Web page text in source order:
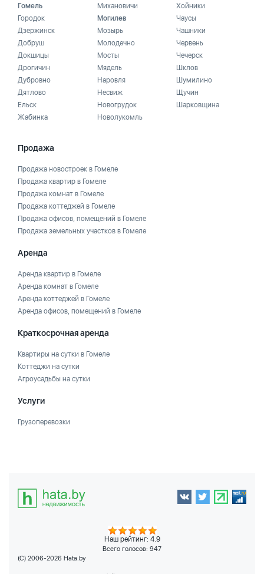
Гомель
Городок
Дзержинск
Добруш
Докшицы
Дрогичин
Дубровно
Дятлово
Ельск
Жабинка
Михановичи
Могилев
Мозырь
Молодечно
Мосты
Мядель
Наровля
Несвиж
Новогрудок
Новолукомль
Хойники
Чаусы
Чашники
Червень
Чечерск
Шклов
Шумилино
Щучин
Шарковщина
Продажа
Продажа новостроек в Гомеле
Продажа квартир в Гомеле
Продажа комнат в Гомеле
Продажа коттеджей в Гомеле
Продажа офисов, помещений в Гомеле
Продажа земельных участков в Гомеле
Аренда
Аренда квартир в Гомеле
Аренда комнат в Гомеле
Аренда коттеджей в Гомеле
Аренда офисов, помещений в Гомеле
Краткосрочная аренда
Квартиры на сутки в Гомеле
Коттеджи на сутки
Агроусадьбы на сутки
Услуги
Грузоперевозки
Наш рейтинг: 4.9
Всего голосов: 947
(C) 2006-2026 Hata.by